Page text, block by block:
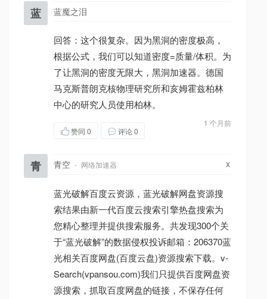
蓝 蓝魔之泪
回答：这个很复杂。因为黑洞的密度极高，
根据公式，我们可以知道密度=质量/体积。为
了让黑洞的密度无限大，黑洞加速器。德国
马克斯普朗克核物理研究所和亥姆霍兹柏林
中心的研究人员使用柏林。
1 个月前
赞同 0 评论 0
青 青空 · 网络加速器 x
蓝光破解百度云资源，蓝光破解网盘资源搜
索结果由新一代百度云搜索引擎热盘搜索为
您精心整理并提供搜索服务。共发现300个关
于“蓝光破解”的数据侵权投诉邮箱：206370蓝
光相关百度网盘(百度云盘)资源搜索下载。v-
Search(vpansou.com)我们只提供百度网盘资
源搜索，抓取百度网盘的链接，不保存任何